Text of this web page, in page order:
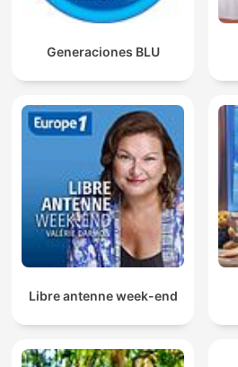
Generaciones BLU
Libre antenne week-end